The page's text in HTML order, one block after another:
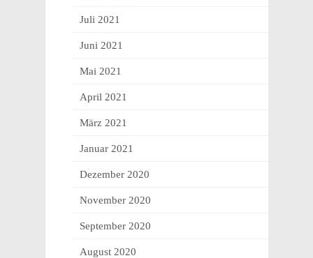
Juli 2021
Juni 2021
Mai 2021
April 2021
März 2021
Januar 2021
Dezember 2020
November 2020
September 2020
August 2020